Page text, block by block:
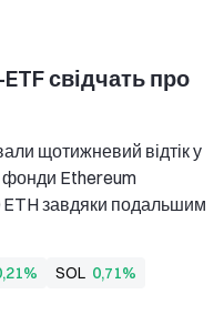
свідчать про
щотижневий відтік у
фонди Ethereum
ETH завдяки подальшим
інституційний попит,
із крипто-ETF.
SOL 0,71%